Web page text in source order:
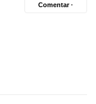
Comentar ·